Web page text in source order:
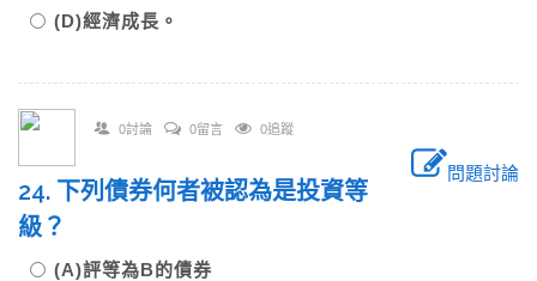
(D)經濟成長。
0討論 0留言 0追蹤
問題討論
24. 下列債券何者被認為是投資等
級？
(A)評等為B的債券